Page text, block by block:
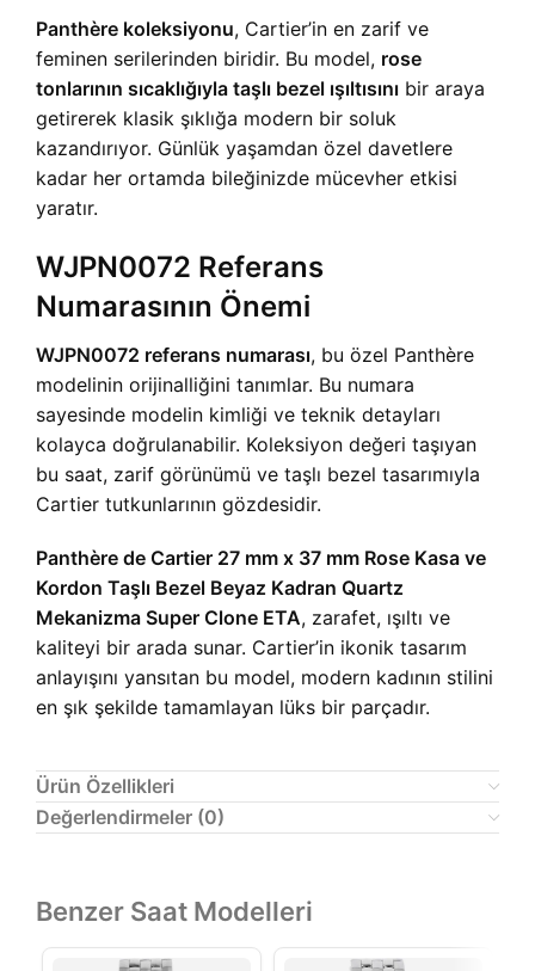
Panthère koleksiyonu, Cartier’in en zarif ve
feminen serilerinden biridir. Bu model, rose
tonlarının sıcaklığıyla taşlı bezel ışıltısını bir araya
getirerek klasik şıklığa modern bir soluk
kazandırıyor. Günlük yaşamdan özel davetlere
kadar her ortamda bileğinizde mücevher etkisi
yaratır.
WJPN0072 Referans
Numarasının Önemi
WJPN0072 referans numarası, bu özel Panthère
modelinin orijinalliğini tanımlar. Bu numara
sayesinde modelin kimliği ve teknik detayları
kolayca doğrulanabilir. Koleksiyon değeri taşıyan
bu saat, zarif görünümü ve taşlı bezel tasarımıyla
Cartier tutkunlarının gözdesidir.
Panthère de Cartier 27 mm x 37 mm Rose Kasa ve
Kordon Taşlı Bezel Beyaz Kadran Quartz
Mekanizma Super Clone ETA, zarafet, ışıltı ve
kaliteyi bir arada sunar. Cartier’in ikonik tasarım
anlayışını yansıtan bu model, modern kadının stilini
en şık şekilde tamamlayan lüks bir parçadır.
Ürün Özellikleri
Değerlendirmeler (0)
Benzer Saat Modelleri